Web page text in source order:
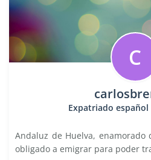
C
Expatriado español
Andaluz de Huelva,
obligado a emigrar para poder